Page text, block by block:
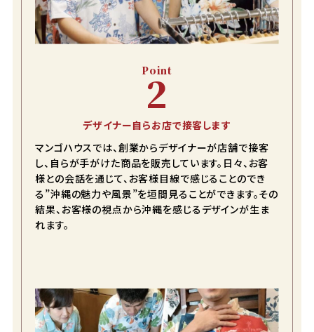
Point
2
デザイナー自らお店で接客します
マンゴハウスでは、創業からデザイナーが店舗で接客
し、自らが手がけた商品を販売しています。日々、お客
様との会話を通じて、お客様目線で感じることのでき
る”沖縄の魅力や風景”を垣間見ることができます。その
結果、お客様の視点から沖縄を感じるデザインが生ま
れます。